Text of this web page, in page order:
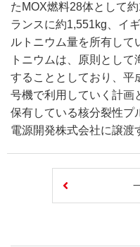
たMOX燃料28体として
ランスに約1,551kg、イ
ルトニウム量を所有して
トニウムは、原則とし
することとしており、平
号機で利用していく計画
保有している核分裂性プ
電源開発株式会社に譲渡